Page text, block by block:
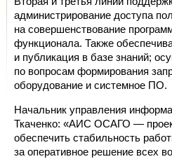
администрирование доступа
на совершенствование
функционала. Также
и публикация в базе знаний;
по вопросам формирования
оборудование и системное ПО.
Начальник управления
Ткаченко: «АИС ОСАГО —
обеспечить стабильность
за оперативное решение всех